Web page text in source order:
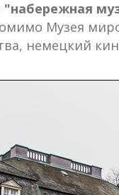
"набережная
Музея
немецкий